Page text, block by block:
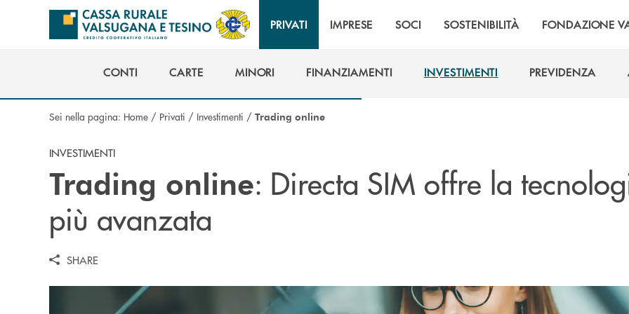
Salta al contenuto principale
PRIVATI IMPRESE SOCI SOSTENIBILITÀ FONDAZIONE
CONTI
CARTE
MINORI
FINANZIAMENTI
INVESTIMENTI
PREVIDENZA
Sei nella pagina: Home / Privati / Investimenti / Trading online
INVESTIMENTI
Trading online: Directa SIM offre la
più avanzata
SHARE